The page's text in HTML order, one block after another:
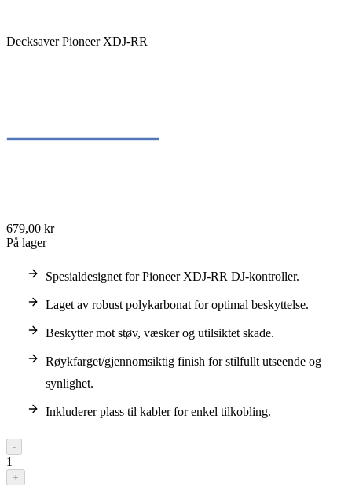
Decksaver Pioneer XDJ-RR
679,00 kr
På lager
Spesialdesignet for Pioneer XDJ-RR DJ-kontroller.
Laget av robust polykarbonat for optimal beskyttelse.
Beskytter mot støv, væsker og utilsiktet skade.
Røykfarget/gjennomsiktig finish for stilfullt utseende og
synlighet.
Inkluderer plass til kabler for enkel tilkobling.
-
1
+